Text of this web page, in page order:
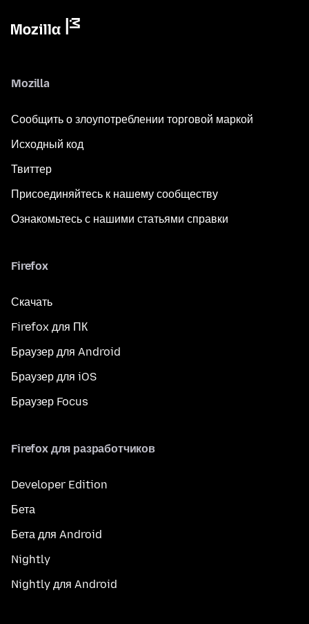
Mozilla
Сообщить о злоупотреблении торговой маркой
Исходный код
Твиттер
Присоединяйтесь к нашему сообществу
Ознакомьтесь с нашими статьями справки
Firefox
Скачать
Firefox для ПК
Браузер для Android
Браузер для iOS
Браузер Focus
Firefox для разработчиков
Developer Edition
Бета
Бета для Android
Nightly
Nightly для Android